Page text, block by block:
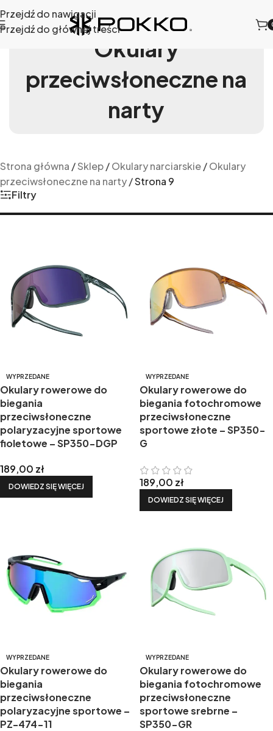
Przejdź do nawigacji
Przejdź do głównej treści
Okulary
przeciwsłoneczne na
narty
Strona główna /Sklep/Okulary narciarskie/Okulary
przeciwsłoneczne na narty/Strona 9
Filtry
WYPRZEDANE
Okulary rowerowe do
biegania
przeciwsłoneczne
polaryzacyjne sportowe
fioletowe – SP350-DGP
189,00 zł
DOWIEDZ SIĘ WIĘCEJ
WYPRZEDANE
Okulary rowerowe do
biegania fotochromowe
przeciwsłoneczne
sportowe złote – SP350-
G
189,00 zł
DOWIEDZ SIĘ WIĘCEJ
WYPRZEDANE
Okulary rowerowe do
biegania
przeciwsłoneczne
polaryzacyjne sportowe –
PZ-474-11
WYPRZEDANE
Okulary rowerowe do
biegania fotochromowe
przeciwsłoneczne
sportowe srebrne –
SP350-GR